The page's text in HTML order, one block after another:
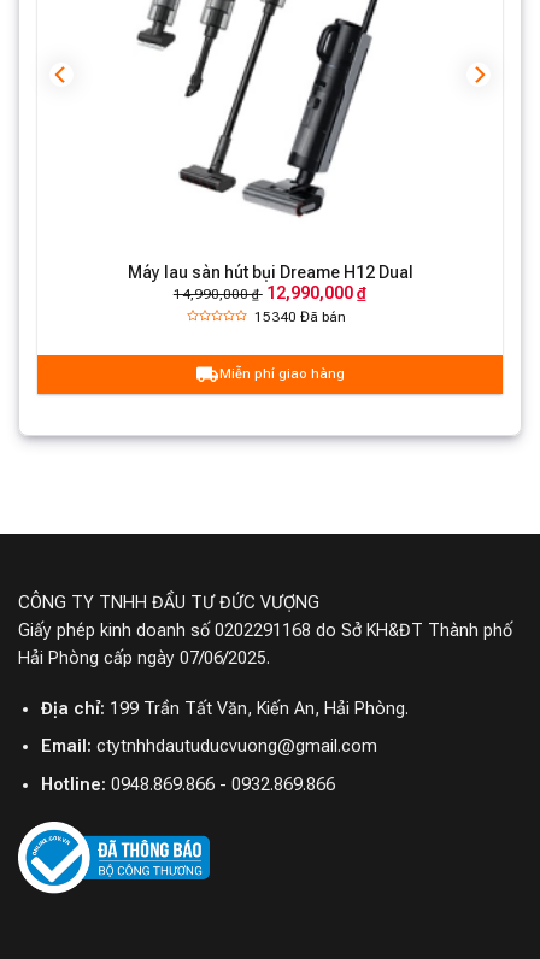
Máy lau sàn hút bụi Dreame H12 Dual
14,990,000 ₫ 12,990,000 ₫
15340Đã bán
Miễn phí giao hàng
CÔNG TY TNHH ĐẦU TƯ ĐỨC VƯỢNG
Giấy phép kinh doanh số 0202291168 do Sở KH&ĐT Thành phố
Hải Phòng cấp ngày 07/06/2025.
Địa chỉ: 199 Trần Tất Văn, Kiến An, Hải Phòng.
Email: ctytnhhdautuducvuong@gmail.com
Hotline: 0948.869.866 - 0932.869.866